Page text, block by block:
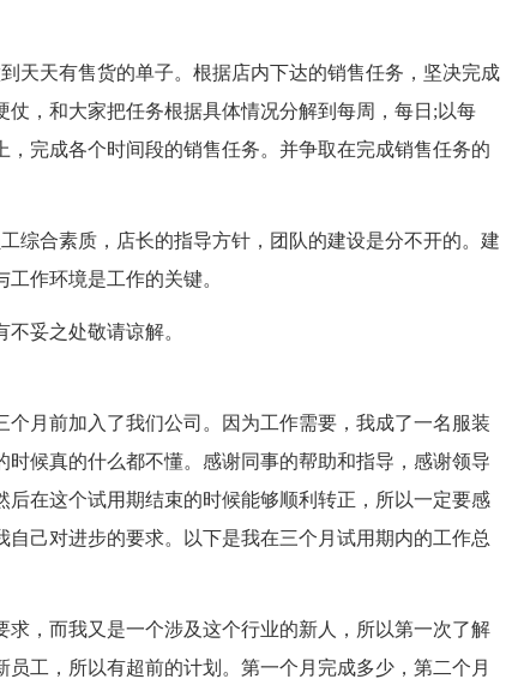
天天有售货的单子。根据店内下达的销售任务，坚决完成
，和大家把任务根据具体情况分解到每周，每日;以每
完成各个时间段的销售任务。并争取在完成销售任务的
综合素质，店长的指导方针，团队的建设是分不开的。建
作环境是工作的关键。
妥之处敬请谅解。
月前加入了我们公司。因为工作需要，我成了一名服装
候真的什么都不懂。感谢同事的帮助和指导，感谢领导
在这个试用期结束的时候能够顺利转正，所以一定要感
己对进步的要求。以下是我在三个月试用期内的工作总
，而我又是一个涉及这个行业的新人，所以第一次了解
工，所以有超前的计划。第一个月完成多少，第二个月